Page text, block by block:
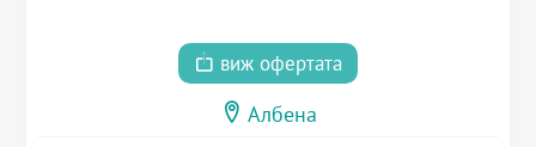
виж офертата
Албена